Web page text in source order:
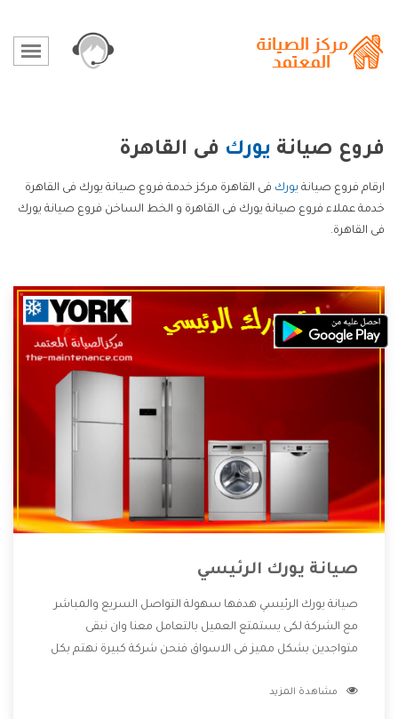
فروع صيانة يورك فى القاهرة
ارقام فروع صيانة يورك فى القاهرة مركز خدمة فروع صيانة يورك فى القاهرة
خدمة عملاء فروع صيانة يورك فى القاهرة و الخط الساخن فروع صيانة يورك
فى القاهرة.
صيانة يورك الرئيسي
صيانة يورك الرئيسي هدفها سهولة التواصل السريع والمباشر
مع الشركة لكى يستمتع العميل بالتعامل معنا وان نبقى
متواجدين بشكل مميز فى الاسواق فنحن شركة كبيرة نهتم بكل
الشركة بها والتى تكون منها خدمة الصيانة التى تكون من أهم
مشاهدة المزيد